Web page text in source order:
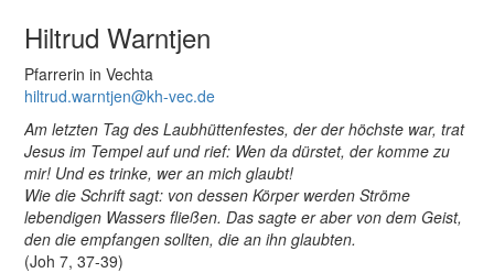
Hiltrud Warntjen
Pfarrerin in Vechta
hiltrud.warntjen@kh-vec.de
Am letzten Tag des Laubhüttenfestes, der der höchste war, trat
Jesus im Tempel auf und rief: Wen da dürstet, der komme zu
mir! Und es trinke, wer an mich glaubt!
Wie die Schrift sagt: von dessen Körper werden Ströme
lebendigen Wassers ﬂießen. Das sagte er aber von dem Geist,
den die empfangen sollten, die an ihn glaubten.
(Joh 7, 37-39)